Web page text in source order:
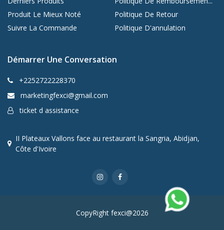
Produit Le Mieux Noté
Suivre La Commande
Politique De Retour
Politique D'annulation
Démarrer Une Conversation
+2252722228370
marketingfexci@gmail.com
ticket d assistance
II Plateaux Vallons face au restaurant la Sangria, Abidjan,
Côte d'Ivoire
CopyRight fexci@2026